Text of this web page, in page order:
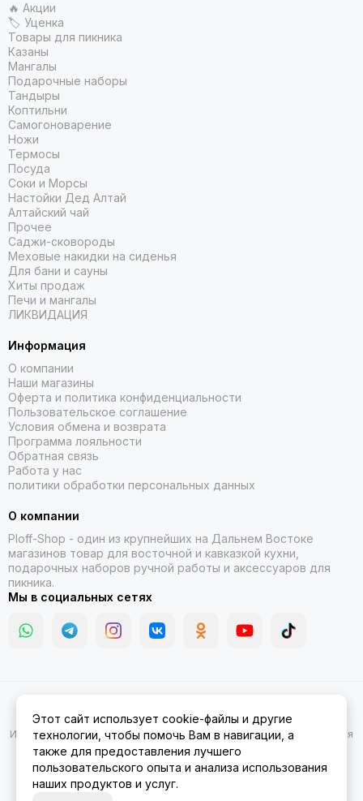
🔥 Акции
🏷 Уценка
Товары для пикника
Казаны
Мангалы
Подарочные наборы
Тандыры
Коптильни
Самогоноварение
Ножи
Термосы
Посуда
Соки и Морсы
Настойки Дед Алтай
Алтайский чай
Прочее
Саджи-сковороды
Меховые накидки на сиденья
Для бани и сауны
Хиты продаж
Печи и мангалы
ЛИКВИДАЦИЯ
Информация
О компании
Наши магазины
Оферта и политика конфиденциальности
Пользовательское соглашение
Условия обмена и возврата
Программа лояльности
Обратная связь
Работа у нас
политики обработки персональных данных
О компании
Ploff-Shop - один из крупнейших на Дальнем Востоке
магазинов товар для восточной и кавказкой кухни,
подарочных наборов ручной работы и аксессуаров для
пикника.
Мы в социальных сетях
Амуре.Карта сайта
Информация на сайте носит ознакомительный характер и не является
публичной офертой.
Этот сайт использует cookie-файлы и другие
технологии, чтобы помочь Вам в навигации, а
также для предоставления лучшего
пользовательского опыта и анализа использования
наших продуктов и услуг.